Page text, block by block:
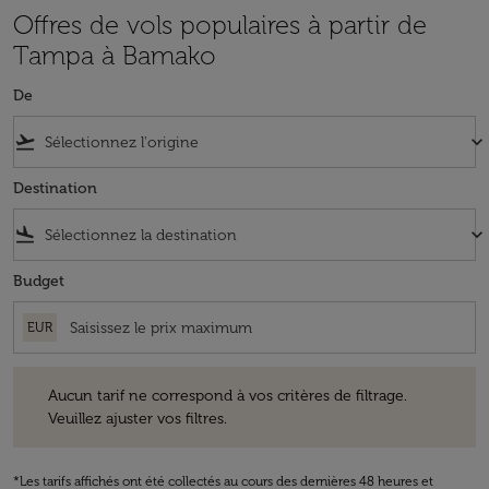
Offres de vols populaires à partir de
Tampa à Bamako
De
flight_takeoff keyboard_arrow_down
Destination
flight_land keyboard_arrow_down
Budget
EUR
Aucun tarif ne correspond à vos critères de filtrage.
Veuillez ajuster vos filtres.
*Les tarifs affichés ont été collectés au cours des dernières 48 heures et